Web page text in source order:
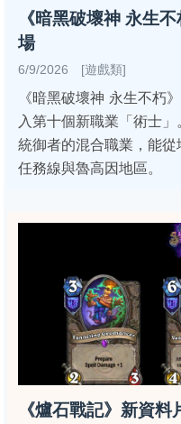
《暗黑破壞神 永生
場
6/9/2026 [遊戲類]
《暗黑破壞神 永生不朽
入第十個新職業「術士
統御者的混合職業，能
任務線與魯高因地區。
《爐石戰記》新資